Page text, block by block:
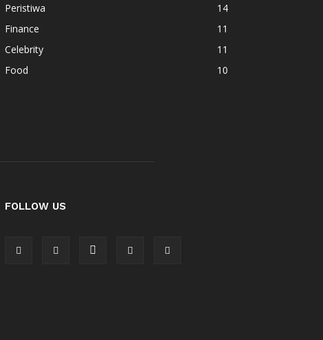
Peristiwa
14
Finance
11
Celebrity
11
Food
10
FOLLOW US